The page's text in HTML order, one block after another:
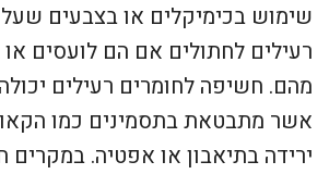
שימוש בכימיקלים או בצבעים
רעילים לחתולים אם הם לועסים
מהם. חשיפה לחומרים רעילים
אשר מתבטאת בתסמינים כמו
ירידה בתיאבון או אפטיה. במקרים